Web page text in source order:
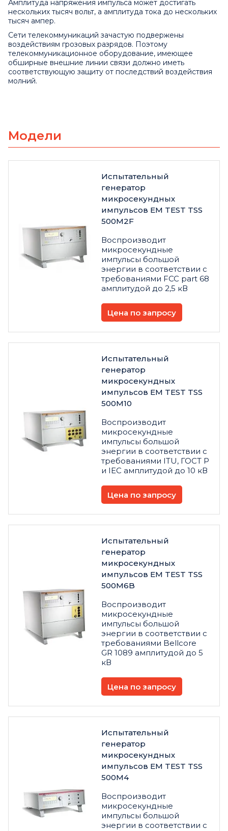
Амплитуда напряжения импульса может достигать
нескольких тысяч вольт, а амплитуда тока до нескольких
тысяч ампер.
Сети телекоммуникаций зачастую подвержены
воздействиям грозовых разрядов. Поэтому
телекоммуникационное оборудование, имеющее
обширные внешние линии связи должно иметь
соответствующую защиту от последствий воздействия
молний.
Модели
Испытательный
генератор
микросекундных
импульсов EM TEST TSS
500M2F
Воспроизводит
микросекундные
импульсы большой
энергии в соответствии с
требованиями FCC part 68
амплитудой до 2,5 кВ
Цена по запросу
Испытательный
генератор
микросекундных
импульсов EM TEST TSS
500M10
Воспроизводит
микросекундные
импульсы большой
энергии в соответствии с
требованиями ITU, ГОСТ Р
и IEC амплитудой до 10 кВ
Цена по запросу
Испытательный
генератор
микросекундных
импульсов EM TEST TSS
500M6B
Воспроизводит
микросекундные
импульсы большой
энергии в соответствии с
требованиями Bellcore
GR 1089 амплитудой до 5
кВ
Цена по запросу
Испытательный
генератор
микросекундных
импульсов EM TEST TSS
500M4
Воспроизводит
микросекундные
импульсы большой
энергии в соответствии с